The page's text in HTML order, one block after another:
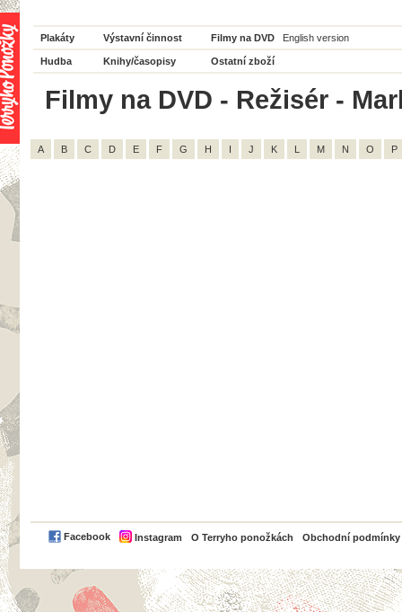
Plakáty Výstavní činnost Filmy na DVD English version
Hudba Knihy/časopisy Ostatní zboží
Filmy na DVD - Režisér -
A B C D E F G H I J K L M N O P
Facebook Instagram O Terryho ponožkách Obchodní podmínky
PayPal